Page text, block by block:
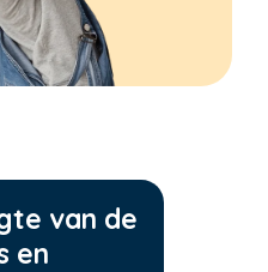
van de
en